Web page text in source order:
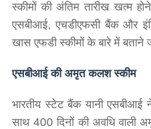
स्‍कीमों की अंतिम तारीख खत्‍म
एसबीआई, एचडीएफसी बैंक और
खास एफडी स्कीमों के बारे में बताने
एसबीआई की अमृत कलश स्‍कीम
भारतीय स्टेट बैंक यानी
साथ 400 दिनों की अवधि वाली